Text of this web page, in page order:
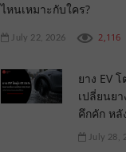
ไหนเหมาะกับใคร?
July 22, 2026 2,116
ยาง EV
เปลี่ยนย
คึกคัก หลั
July 28,